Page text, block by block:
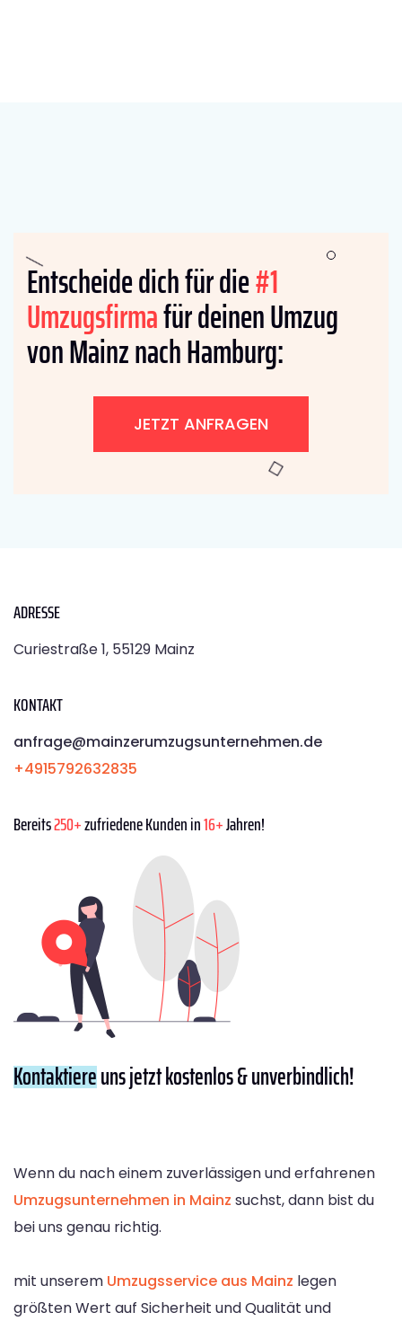
Entscheide dich für die#1
Umzugsfirmafür deinen Umzug
von Mainz nach Hamburg:
JETZT ANFRAGEN
ADRESSE
Curiestraße 1, 55129 Mainz
KONTAKT
anfrage@mainzerumzugsunternehmen.de
+4915792632835
Bereits250+zufriedene Kunden in16+Jahren!
Kontaktiereuns jetzt kostenlos & unverbindlich!
Wenn du nach einem zuverlässigen und erfahrenen
Umzugsunternehmen in Mainz suchst, dann bist du
bei uns genau richtig.
mit unserem Umzugsservice aus Mainz legen
größten Wert auf Sicherheit und Qualität und